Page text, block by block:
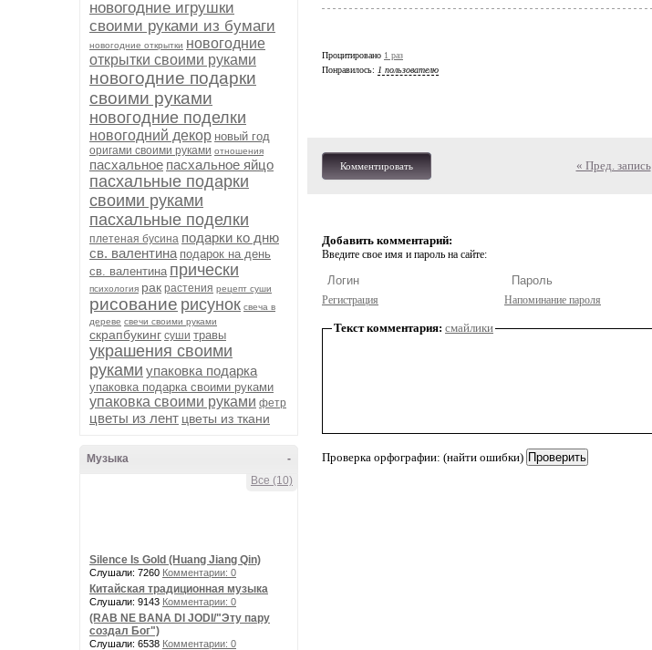
новогодние игрушки
своими руками из бумаги
новогодние открытки новогодние
открытки своими руками
новогодние подарки
своими руками
новогодние поделки
новогодний декор новый год
оригами своими руками отношения
пасхальное пасхальное яйцо
пасхальные подарки
своими руками
пасхальные поделки
плетеная бусина подарки ко дню
св. валентина подарок на день
св. валентина прически
психология рак растения рецепт суши
рисование рисунок свеча в
дереве свечи своими руками
скрапбукинг суши травы
украшения своими
руками упаковка подарка
упаковка подарка своими руками
упаковка своими руками фетр
цветы из лент цветы из ткани
-
Музыка
Все (10)
Silence Is Gold (Huang Jiang Qin)
Слушали: 7260 Комментарии: 0
Китайская традиционная музыка
Слушали: 9143 Комментарии: 0
(RAB NE BANA DI JODI/"Эту пару
создал Бог")
Слушали: 6538 Комментарии: 0
Процитировано 1 раз
Понравилось: 1 пользователю
Комментировать « Пред. запись
Добавить комментарий:
Введите свое имя и пароль на сайте:
Регистрация Напоминание пароля
Текст комментария: смайлики
Проверка орфографии: (найти ошибки)